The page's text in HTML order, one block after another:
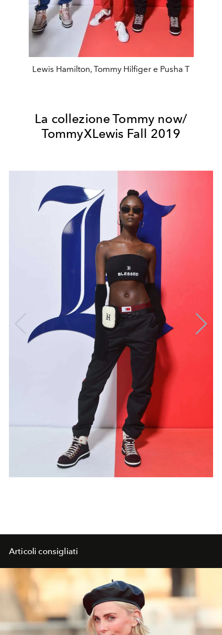
Lewis Hamilton, Tommy Hilfiger e Pusha T
La collezione Tommy now/
TommyXLewis Fall 2019
Articoli consigliati